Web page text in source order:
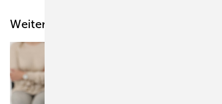
Weitere Inhalte